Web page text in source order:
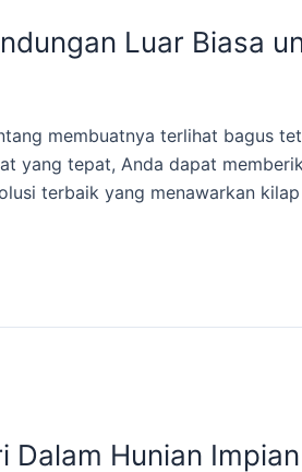
Luar Biasa
membuatnya terlihat bagus
yang tepat, Anda dapat
terbaik yang menawarkan
Hunian